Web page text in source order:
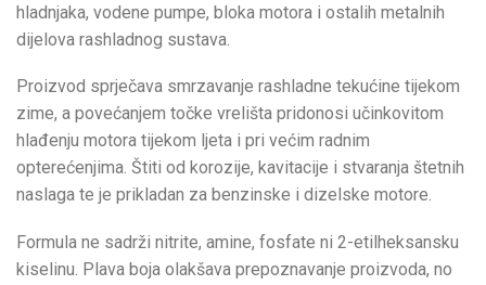
hladnjaka, vodene pumpe, bloka motora i ostalih metalnih
dijelova rashladnog sustava.
Proizvod sprječava smrzavanje rashladne tekućine tijekom
zime, a povećanjem točke vrelišta pridonosi učinkovitom
hlađenju motora tijekom ljeta i pri većim radnim
opterećenjima. Štiti od korozije, kavitacije i stvaranja štetnih
naslaga te je prikladan za benzinske i dizelske motore.
Formula ne sadrži nitrite, amine, fosfate ni 2-etilheksansku
kiselinu. Plava boja olakšava prepoznavanje proizvoda, no